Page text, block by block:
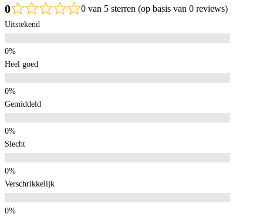
0 0 van 5 sterren (op basis van 0 reviews)
Uitstekend
Heel goed
Gemiddeld
Slecht
Verschrikkelijk